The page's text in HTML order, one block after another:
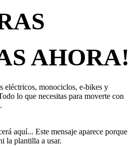
AHORA!
eléctricos, monociclos, e-bikes y
lo que necesitas para moverte con
aquí... Este mensaje aparece porque
la plantilla a usar.